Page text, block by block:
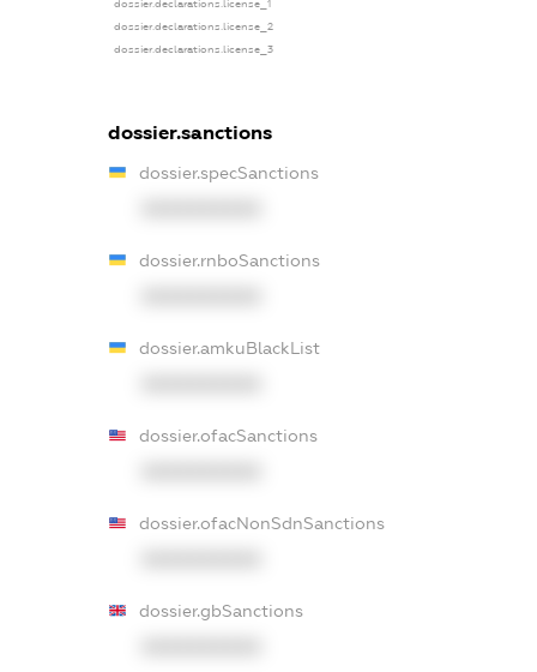
dossier.declarations.license_1
dossier.declarations.license_2
dossier.declarations.license_3
dossier.sanctions
dossier.specSanctions
dossier.rnboSanctions
dossier.amkuBlackList
dossier.ofacSanctions
dossier.ofacNonSdnSanctions
dossier.gbSanctions